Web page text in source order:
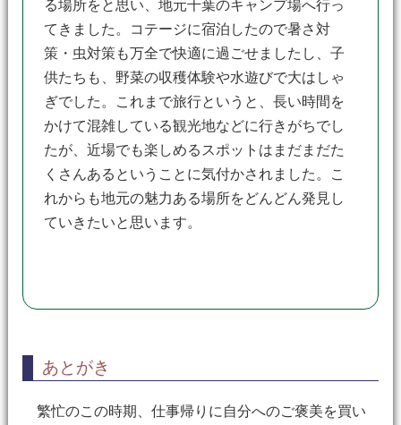
る場所をと思い、地元千葉のキャンプ場へ行っ
てきました。コテージに宿泊したので暑さ対
策・虫対策も万全で快適に過ごせましたし、子
供たちも、野菜の収穫体験や水遊びで大はしゃ
ぎでした。これまで旅行というと、長い時間を
かけて混雑している観光地などに行きがちでし
たが、近場でも楽しめるスポットはまだまだた
くさんあるということに気付かされました。こ
れからも地元の魅力ある場所をどんどん発見し
ていきたいと思います。
あとがき
繁忙のこの時期、仕事帰りに自分へのご褒美を買い